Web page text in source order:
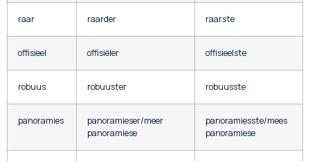
raar raarder raarste
offisieel offisiëler offisieelste
robuus robuuster robuusste
panoramies
panoramieser/meer
panoramiese
panoramiesste/mees
panoramiese